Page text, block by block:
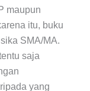
maupun
itu, buku
SMA/MA.
saja
yang